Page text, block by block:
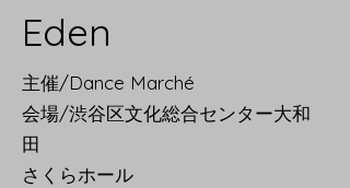
​Eden
主催/Dance Marché
会場/渋谷区文化総合センター大和
田
さくらホール